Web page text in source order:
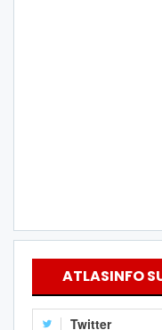
ATLASINFO
Twitter